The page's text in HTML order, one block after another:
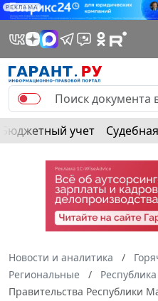
РЕКЛАМА
Бюджетный учет
Новости и аналитика
Региональные
Правительства Республики